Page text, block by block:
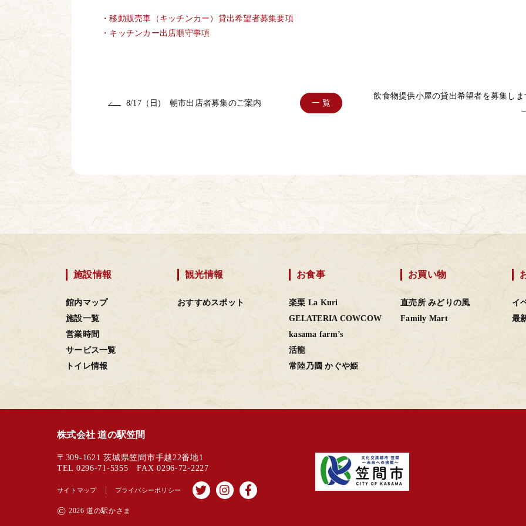
・移動販売車（キッチンカー）貸出希望者募集要項
・キッチンカー出店順守事項
8/17（日) 朝市出店者募集のご案内 一 覧
飲食物提供小屋の貸出希望者を募集しま
施設情報
館内マップ
施設一覧
営業時間
サービス一覧
トイレ情報
観光情報
おすすめスポット
お食事
楽栗 La Kuri
GELATERIA COWCOW
kasama farm’s
活龍
常陸乃國 かぐや姫
お買い物
直売所 みどりの風
Family Mart
イ
最
株式会社 道の駅笠間
〒309-1621 茨城県笠間市手越22番地1
TEL 0296-71-5355 FAX 0296-72-2227
サイトマップ プライバシーポリシー
© 2026 道の駅かさま